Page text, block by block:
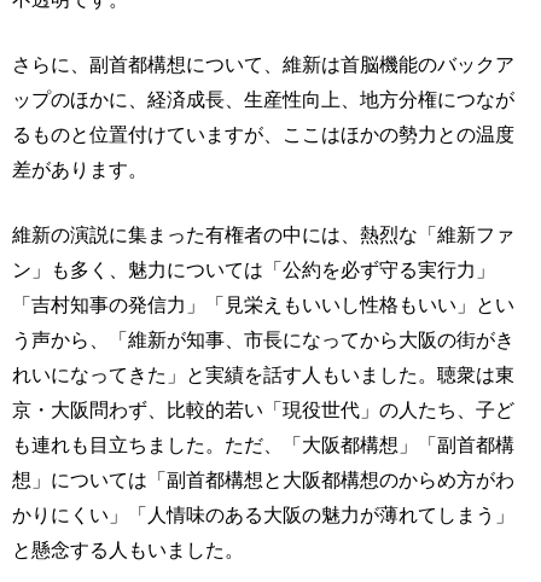
さらに、副首都構想について、維新は首脳機能のバックア
ップのほかに、経済成長、生産性向上、地方分権につなが
るものと位置付けていますが、ここはほかの勢力との温度
差があります。
維新の演説に集まった有権者の中には、熱烈な「維新ファ
ン」も多く、魅力については「公約を必ず守る実行力」
「吉村知事の発信力」「見栄えもいいし性格もいい」とい
う声から、「維新が知事、市長になってから大阪の街がき
れいになってきた」と実績を話す人もいました。聴衆は東
京・大阪問わず、比較的若い「現役世代」の人たち、子ど
も連れも目立ちました。ただ、「大阪都構想」「副首都構
想」については「副首都構想と大阪都構想のからめ方がわ
かりにくい」「人情味のある大阪の魅力が薄れてしまう」
と懸念する人もいました。